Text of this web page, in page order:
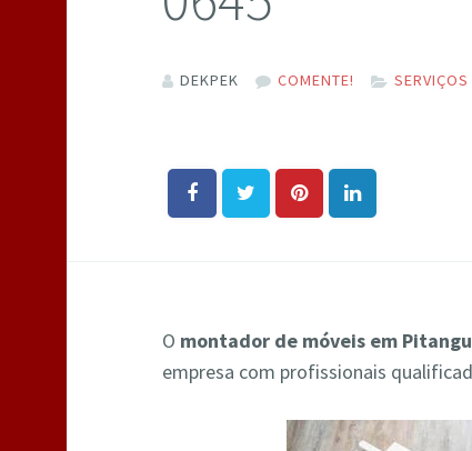
DEKPEK COMENTE!
O montador de móveis em
empresa com profissionais